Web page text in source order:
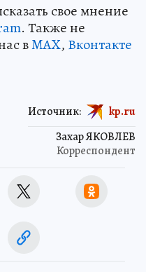
свое мнение
. Также не
вMAX, Вконтакте
Захар ЯКОВЛЕВ
Корреспондент
Источник: kp.ru